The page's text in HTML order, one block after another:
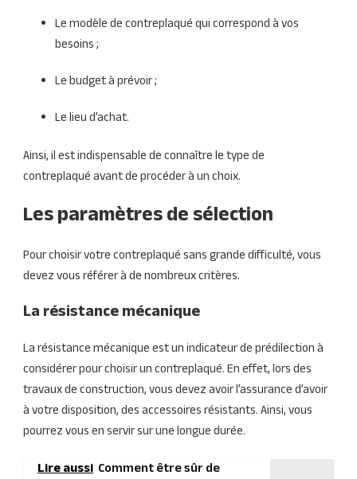
Le modèle de contreplaqué qui correspond à vos
besoins ;
Le budget à prévoir ;
Le lieu d’achat.
Ainsi, il est indispensable de connaître le type de
contreplaqué avant de procéder à un choix.
Les paramètres de sélection
Pour choisir votre contreplaqué sans grande difficulté, vous
devez vous référer à de nombreux critères.
La résistance mécanique
La résistance mécanique est un indicateur de prédilection à
considérer pour choisir un contreplaqué. En effet, lors des
travaux de construction, vous devez avoir l’assurance d’avoir
à votre disposition, des accessoires résistants. Ainsi, vous
pourrez vous en servir sur une longue durée.
Lire aussi Comment être sûr de